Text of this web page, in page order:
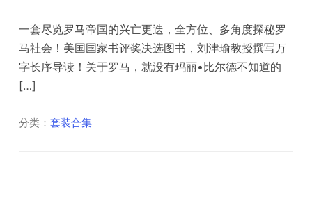
一套尽览罗马帝国的兴亡更迭，全方位、多角度探秘罗
马社会！美国国家书评奖决选图书，刘津瑜教授撰写万
字长序导读！关于罗马，就没有玛丽•比尔德不知道的
[…]
分类：套装合集